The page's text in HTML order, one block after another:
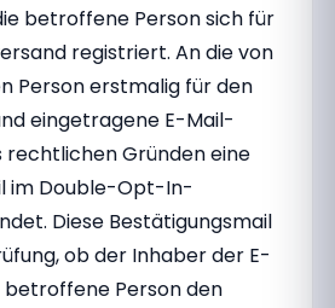
betroffene Person sich für
registriert. An die von
Person erstmalig für den
eingetragene E-Mail-
rechtlichen Gründen eine
im Double-Opt-In-
Diese Bestätigungsmail
ob der Inhaber der E-
betroffene Person den